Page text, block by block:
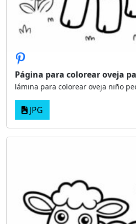
Página para colorear oveja
lámina para colorear oveja niño
JPG